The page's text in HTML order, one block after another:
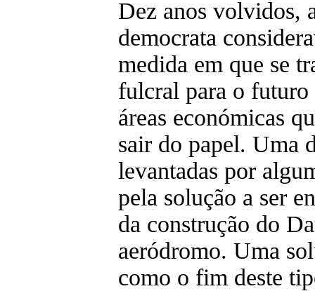
Dez anos volvidos,
democrata
medida em que se
fulcral para o futuro
áreas económicas
sair do papel. Uma
levantadas por
pela solução a ser
da construção do
aeródromo. Uma
como o fim deste